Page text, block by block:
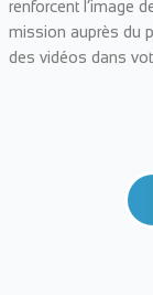
renforcent l’image
mission auprès du
des vidéos dans